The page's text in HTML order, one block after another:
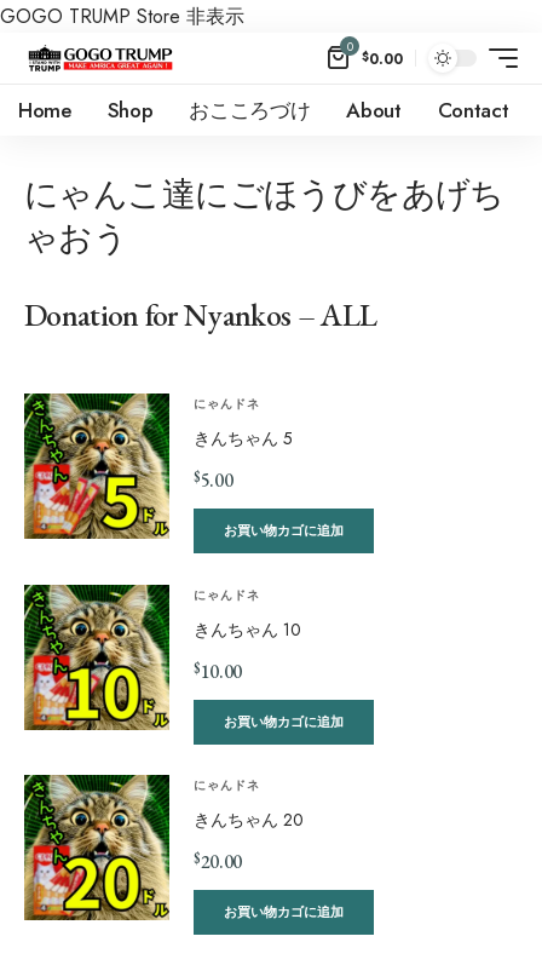
GOGO TRUMP Store 非表示
0
$0.00
Home Shop おこころづけ About Contact
にゃんこ達にごほうびをあげち
ゃおう
Donation for Nyankos – ALL
にゃんドネ
きんちゃん 5
$5.00
お買い物カゴに追加
にゃんドネ
きんちゃん 10
$10.00
お買い物カゴに追加
にゃんドネ
きんちゃん 20
$20.00
お買い物カゴに追加